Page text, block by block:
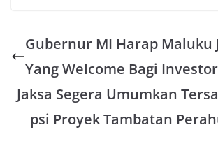
t
A
p
p
e
e
o
k
t
r
i
r
Gubernur MI Harap Maluku
Yang Welcome Bagi Investor
Jaksa Segera Umumkan
psi Proyek Tambatan